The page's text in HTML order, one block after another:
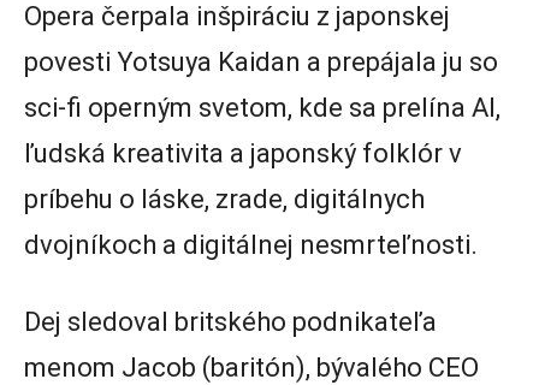
Opera čerpala inšpiráciu z japonskej
povesti Yotsuya Kaidan a prepájala ju so
sci-fi operným svetom, kde sa prelína AI,
ľudská kreativita a japonský folklór v
príbehu o láske, zrade, digitálnych
dvojníkoch a digitálnej nesmrteľnosti.
Dej sledoval britského podnikateľa
menom Jacob (baritón), bývalého CEO